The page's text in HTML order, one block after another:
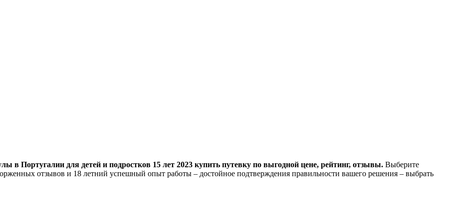
в Португалии для детей и подростков 15 лет 2023 купить путевку по выгодной цене, рейтинг, отзывы. Выберите
отзывов и 18 летний успешный опыт работы – достойное подтверждения правильности вашего решения – выбрать